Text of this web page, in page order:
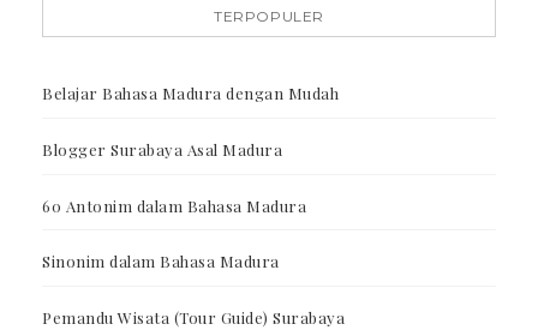
TERPOPULER
Belajar Bahasa Madura dengan Mudah
Blogger Surabaya Asal Madura
60 Antonim dalam Bahasa Madura
Sinonim dalam Bahasa Madura
Pemandu Wisata (Tour Guide) Surabaya